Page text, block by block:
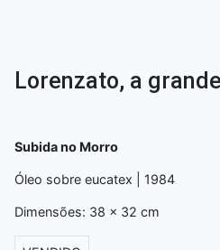
Lorenzato, a
Subida no Morro
Óleo sobre eucatex | 1984
Dimensões: 38 x 32 cm